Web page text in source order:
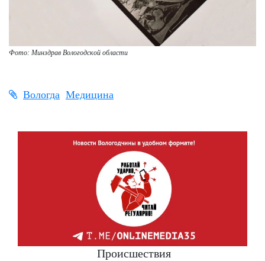
Фото: Минздрав Вологодской области
Вологда Медицина
Происшествия